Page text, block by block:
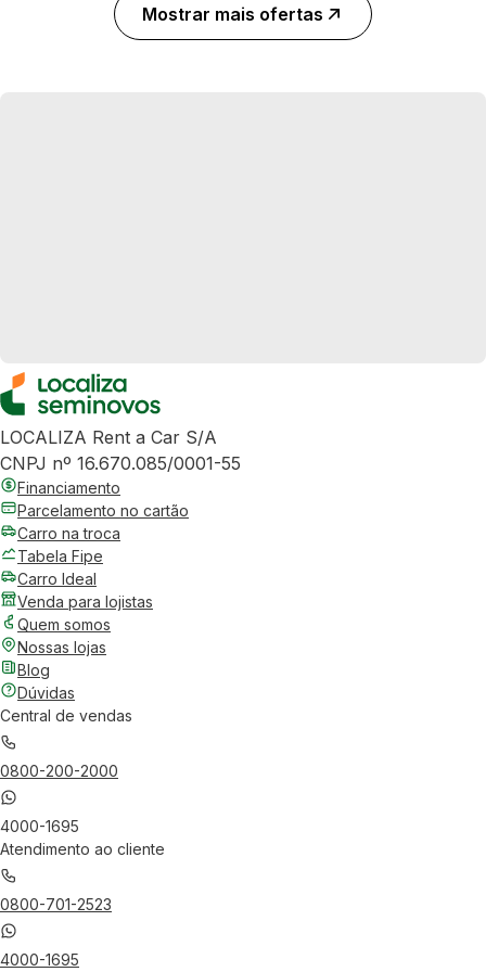
Mostrar mais ofertas
LOCALIZA Rent a Car S/A
CNPJ nº 16.670.085/0001-55
Financiamento
Parcelamento no cartão
Carro na troca
Tabela Fipe
Carro Ideal
Venda para lojistas
Quem somos
Nossas lojas
Blog
Dúvidas
Central de vendas
0800-200-2000
4000-1695
Atendimento ao cliente
0800-701-2523
4000-1695